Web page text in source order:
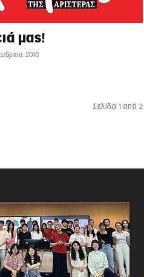
μας!
2010
Σελίδα 1 από 2